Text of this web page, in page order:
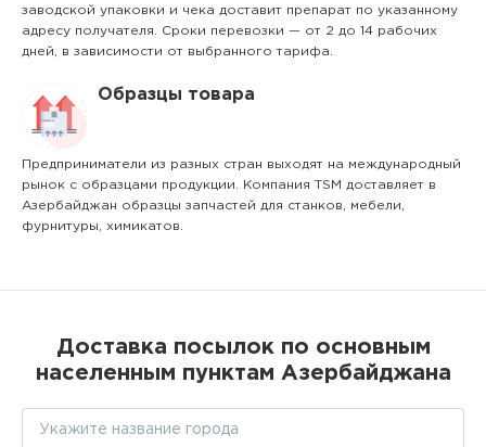
заводской упаковки и чека доставит препарат по указанному
адресу получателя. Сроки перевозки — от 2 до 14 рабочих
дней, в зависимости от выбранного тарифа.
Образцы товара
Предприниматели из разных стран выходят на международный
рынок с образцами продукции. Компания TSM доставляет в
Азербайджан образцы запчастей для станков, мебели,
фурнитуры, химикатов.
Доставка посылок по основным
населенным пунктам Азербайджана